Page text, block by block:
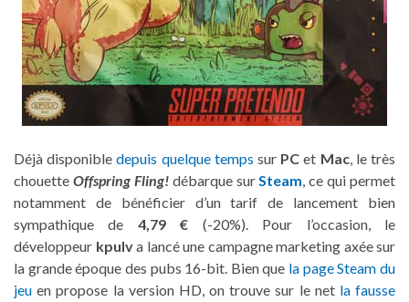
Déjà disponibledepuis quelque temps sur PC et Mac, le très
chouette Offspring Fling!débarque surSteam, ce qui permet
notamment de bénéficier d’un tarif de lancement bien
sympathique de 4,79 € (-20%). Pour l’occasion, le
développeur kpulva lancé une campagne marketing axée sur
la grande époque des pubs 16-bit. Bien que la page Steam du
jeu en propose la version HD, on trouve sur le net la fausse